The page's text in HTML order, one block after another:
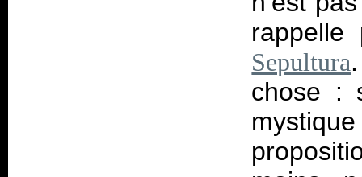
Sepultura
chose :